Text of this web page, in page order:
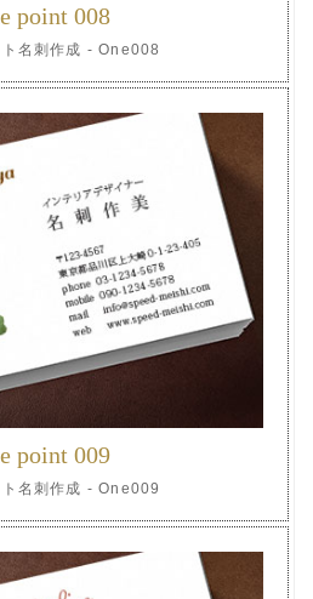
point 008
ト名刺作成 - One008
point 009
ト名刺作成 - One009